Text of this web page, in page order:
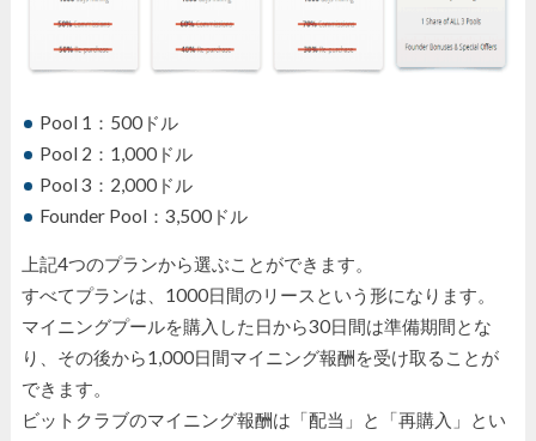
Pool 1：500ドル
Pool 2：1,000ドル
Pool 3：2,000ドル
Founder Pool：3,500ドル
上記4つのプランから選ぶことができます。
すべてプランは、1000日間のリースという形になります。
マイニングプールを購入した日から30日間は準備期間とな
り、その後から1,000日間マイニング報酬を受け取ることが
できます。
ビットクラブのマイニング報酬は「配当」と「再購入」とい